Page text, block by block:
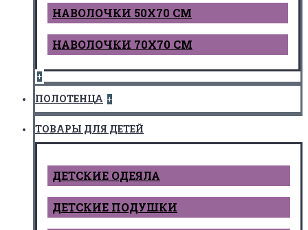
НАВОЛОЧКИ 50Х70 СМ
НАВОЛОЧКИ 70Х70 СМ
+
ПОЛОТЕНЦА +
ТОВАРЫ ДЛЯ ДЕТЕЙ
ДЕТCКИЕ ОДЕЯЛА
ДЕТСКИЕ ПОДУШКИ